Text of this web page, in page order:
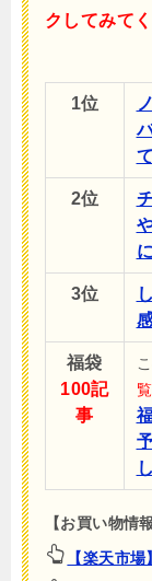
クしてみてく
1位
2位
3位
福袋
100記
事
覧
【お買い物情報
【楽天市